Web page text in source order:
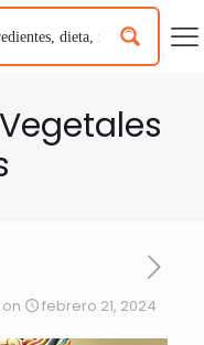
on febrero 21, 2024